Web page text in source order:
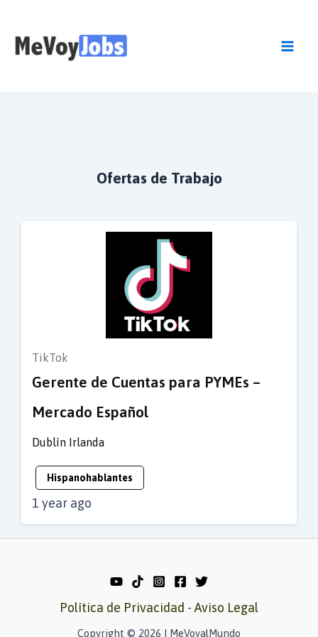
content
Ofertas de Trabajo
TikTok
Gerente de Cuentas para PYMEs –
Mercado Español
Dublín Irlanda
Hispanohablantes
1 year ago
Política de Privacidad - Aviso Legal
Copyright © 2026 | MeVoyalMundo